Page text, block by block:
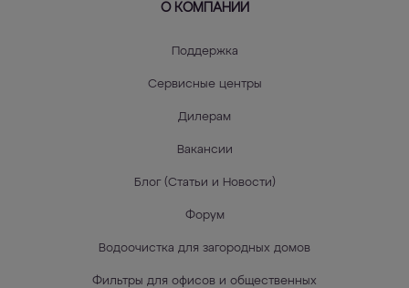
О КОМПАНИИ
Поддержка
Сервисные центры
Дилерам
Вакансии
Блог (Статьи и Новости)
Форум
Водоочистка для загородных домов
Фильтры для офисов и общественных